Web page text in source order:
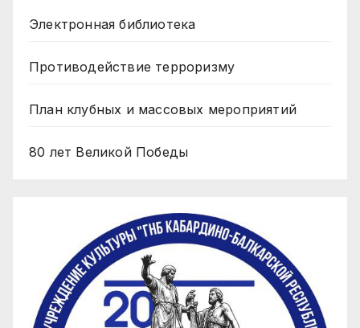
Электронная библиотека
Противодействие терроризму
План клубных и массовых мероприятий
80 лет Великой Победы